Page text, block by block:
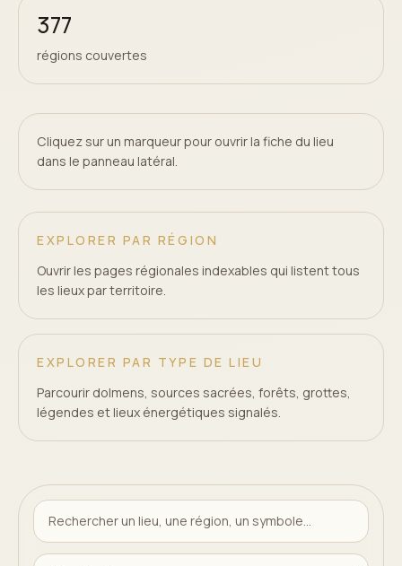
377
régions couvertes
Cliquez sur un marqueur pour ouvrir la fiche du lieu
dans le panneau latéral.
EXPLORER PAR RÉGION
Ouvrir les pages régionales indexables qui listent tous
les lieux par territoire.
EXPLORER PAR TYPE DE LIEU
Parcourir dolmens, sources sacrées, forêts, grottes,
légendes et lieux énergétiques signalés.